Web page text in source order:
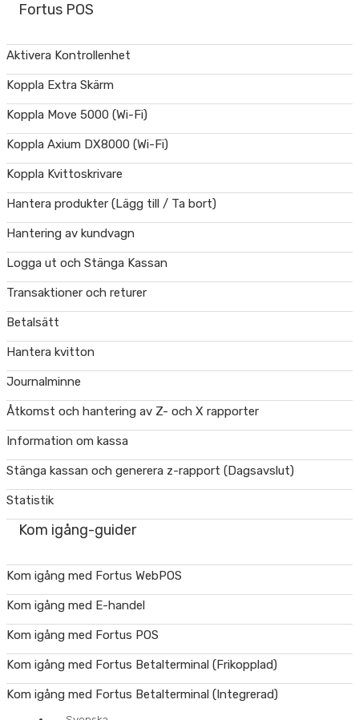
Fortus POS
Aktivera Kontrollenhet
Koppla Extra Skärm
Koppla Move 5000 (Wi-Fi)
Koppla Axium DX8000 (Wi-Fi)
Koppla Kvittoskrivare
Hantera produkter (Lägg till / Ta bort)
Hantering av kundvagn
Logga ut och Stänga Kassan
Transaktioner och returer
Betalsätt
Hantera kvitton
Journalminne
Åtkomst och hantering av Z- och X rapporter
Information om kassa
Stänga kassan och generera z-rapport (Dagsavslut)
Statistik
Kom igång-guider
Kom igång med Fortus WebPOS
Kom igång med E-handel
Kom igång med Fortus POS
Kom igång med Fortus Betalterminal (Frikopplad)
Kom igång med Fortus Betalterminal (Integrerad)